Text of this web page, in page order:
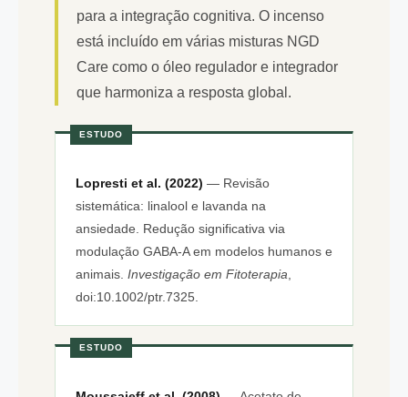
para a integração cognitiva. O incenso
está incluído em várias misturas NGD
Care como o óleo regulador e integrador
que harmoniza a resposta global.
ESTUDO
Lopresti et al. (2022) — Revisão
sistemática: linalool e lavanda na
ansiedade. Redução significativa via
modulação GABA-A em modelos humanos e
animais. Investigação em Fitoterapia,
doi:10.1002/ptr.7325.
ESTUDO